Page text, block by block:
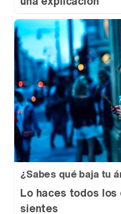
¿Sabes qué baja tu
Lo haces todos
sientes